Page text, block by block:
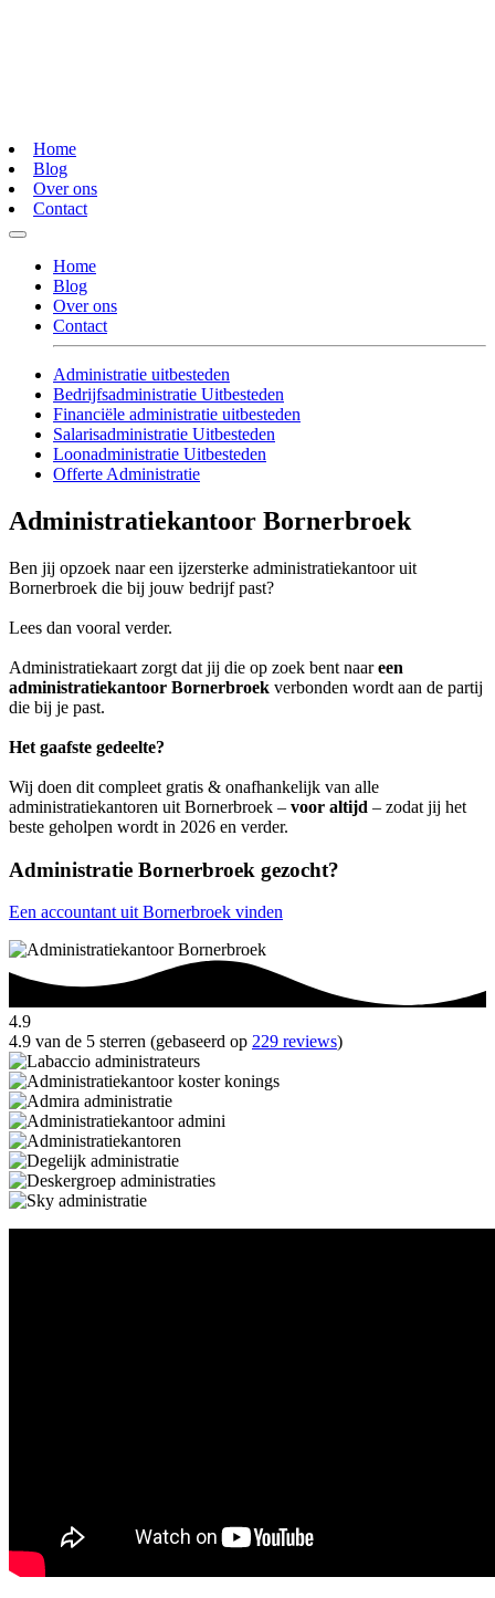
Home
Blog
Over ons
Contact
Home
Blog
Over ons
Contact
Administratie uitbesteden
Bedrijfsadministratie Uitbesteden
Financiële administratie uitbesteden
Salarisadministratie Uitbesteden
Loonadministratie Uitbesteden
Offerte Administratie
Administratiekantoor Bornerbroek
Ben jij opzoek naar een ijzersterke administratiekantoor uit
Bornerbroek die bij jouw bedrijf past?
Lees dan vooral verder.
Administratiekaart zorgt dat jij die op zoek bent naareen
administratiekantoor Bornerbroek verbonden wordt aan de partij
die bij je past.
Het gaafste gedeelte?
Wij doen dit compleet gratis & onafhankelijk van alle
administratiekantoren uit Bornerbroek – voor altijd – zodat jij het
beste geholpen wordt in 2026 en verder.
Administratie Bornerbroek gezocht?
Een accountant uit Bornerbroek vinden
4.9
4.9 van de 5 sterren (gebaseerd op 229 reviews)